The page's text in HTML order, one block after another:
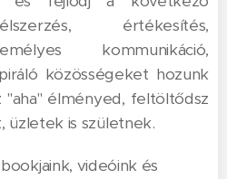
értékesítés,
kommunikáció,
közösségeket hozunk
"aha" élményed, feltöltődsz
üzletek is születnek.
videóink és